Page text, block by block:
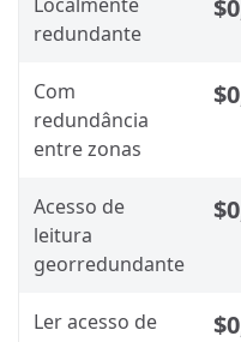
redundante
Com
redundância
entre zonas
Acesso de
leitura
georredundante
Ler acesso de